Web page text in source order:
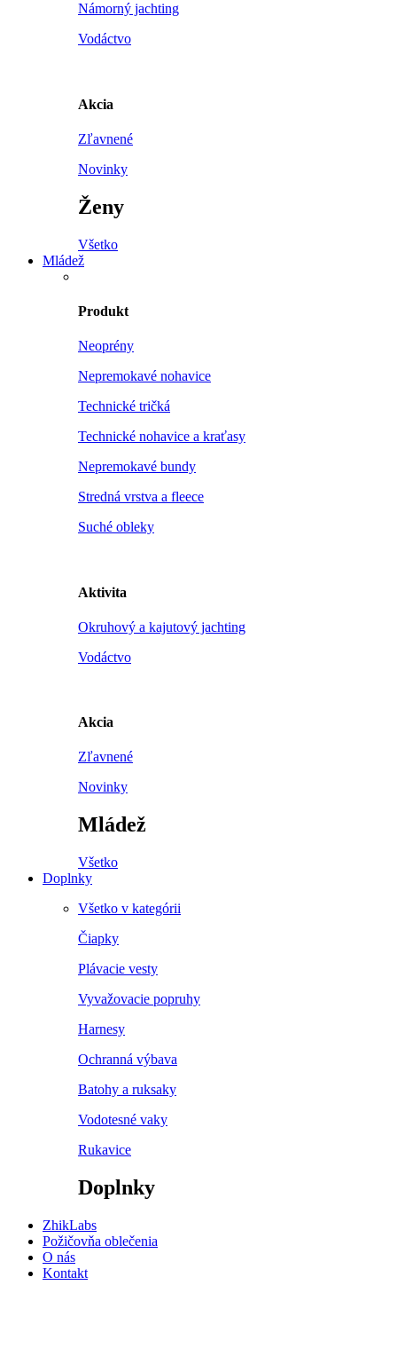
Námorný jachting
Vodáctvo
Akcia
Zľavnené
Novinky
Ženy
Všetko
Mládež
Produkt
Neoprény
Nepremokavé nohavice
Technické tričká
Technické nohavice a kraťasy
Nepremokavé bundy
Stredná vrstva a fleece
Suché obleky
Aktivita
Okruhový a kajutový jachting
Vodáctvo
Akcia
Zľavnené
Novinky
Mládež
Všetko
Doplnky
Všetko v kategórii
Čiapky
Plávacie vesty
Vyvažovacie popruhy
Harnesy
Ochranná výbava
Batohy a ruksaky
Vodotesné vaky
Rukavice
Doplnky
ZhikLabs
Požičovňa oblečenia
O nás
Kontakt